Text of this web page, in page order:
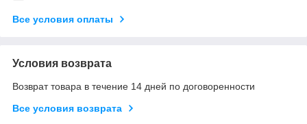
Все условия оплаты
Условия возврата
Возврат товара в течение 14 дней по договоренности
Все условия возврата